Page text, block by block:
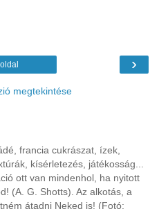
›
megtekintése
francia cukrászat, ízek,
kísérletezés, játékosság...
ott van mindenhol, ha nyitott
(A. G. Shotts). Az alkotás, a
átadni Neked is! (Fotó: